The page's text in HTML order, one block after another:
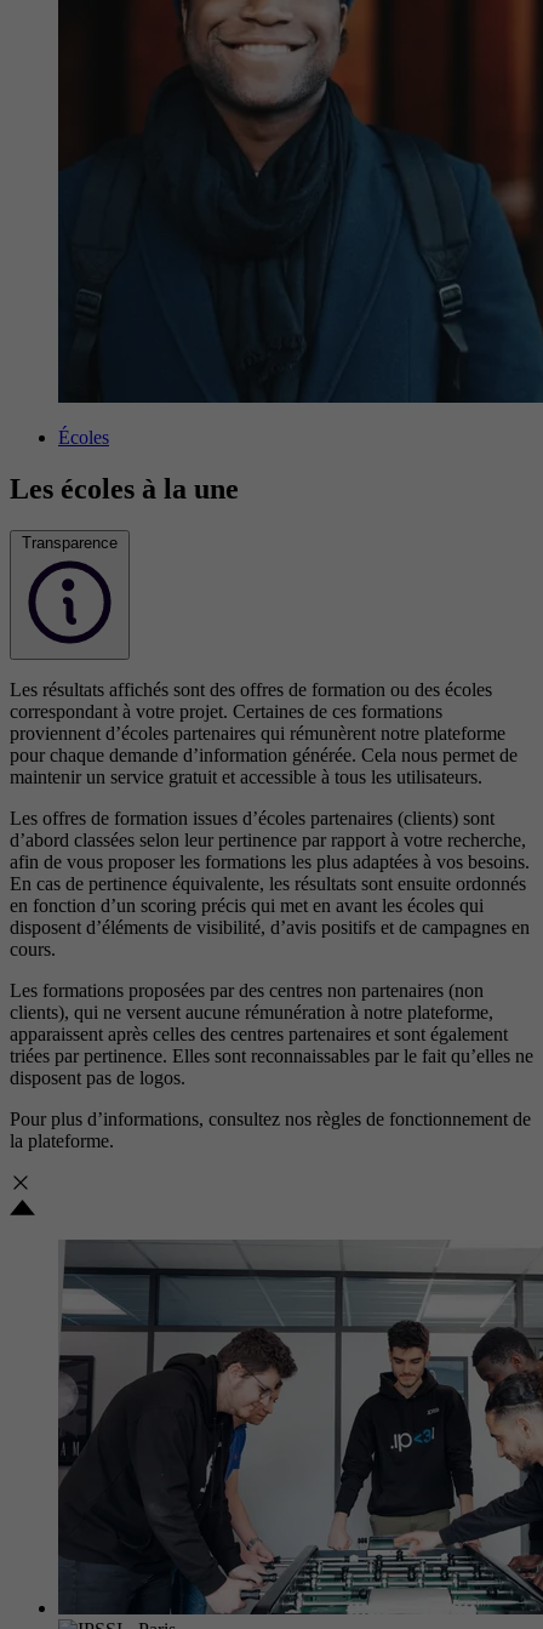
Écoles
Les écoles à la une
Transparence
Les résultats affichés sont des offres de formation ou des écoles
correspondant à votre projet. Certaines de ces formations
proviennent d’écoles partenaires qui rémunèrent notre plateforme
pour chaque demande d’information générée. Cela nous permet de
maintenir un service gratuit et accessible à tous les utilisateurs.
Les offres de formation issues d’écoles partenaires (clients) sont
d’abord classées selon leur pertinence par rapport à votre recherche,
afin de vous proposer les formations les plus adaptées à vos besoins.
En cas de pertinence équivalente, les résultats sont ensuite ordonnés
en fonction d’un scoring précis qui met en avant les écoles qui
disposent d’éléments de visibilité, d’avis positifs et de campagnes en
cours.
Les formations proposées par des centres non partenaires (non
clients), qui ne versent aucune rémunération à notre plateforme,
apparaissent après celles des centres partenaires et sont également
triées par pertinence. Elles sont reconnaissables par le fait qu’elles ne
disposent pas de logos.
Pour plus d’informations, consultez nos règles de fonctionnement de
la plateforme.